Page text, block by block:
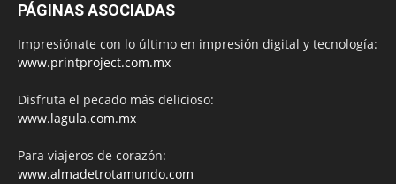
PÁGINAS ASOCIADAS
Impresiónate con lo último en impresión digital y tecnología:
www.printproject.com.mx
Disfruta el pecado más delicioso:
www.lagula.com.mx
Para viajeros de corazón:
www.almadetrotamundo.com